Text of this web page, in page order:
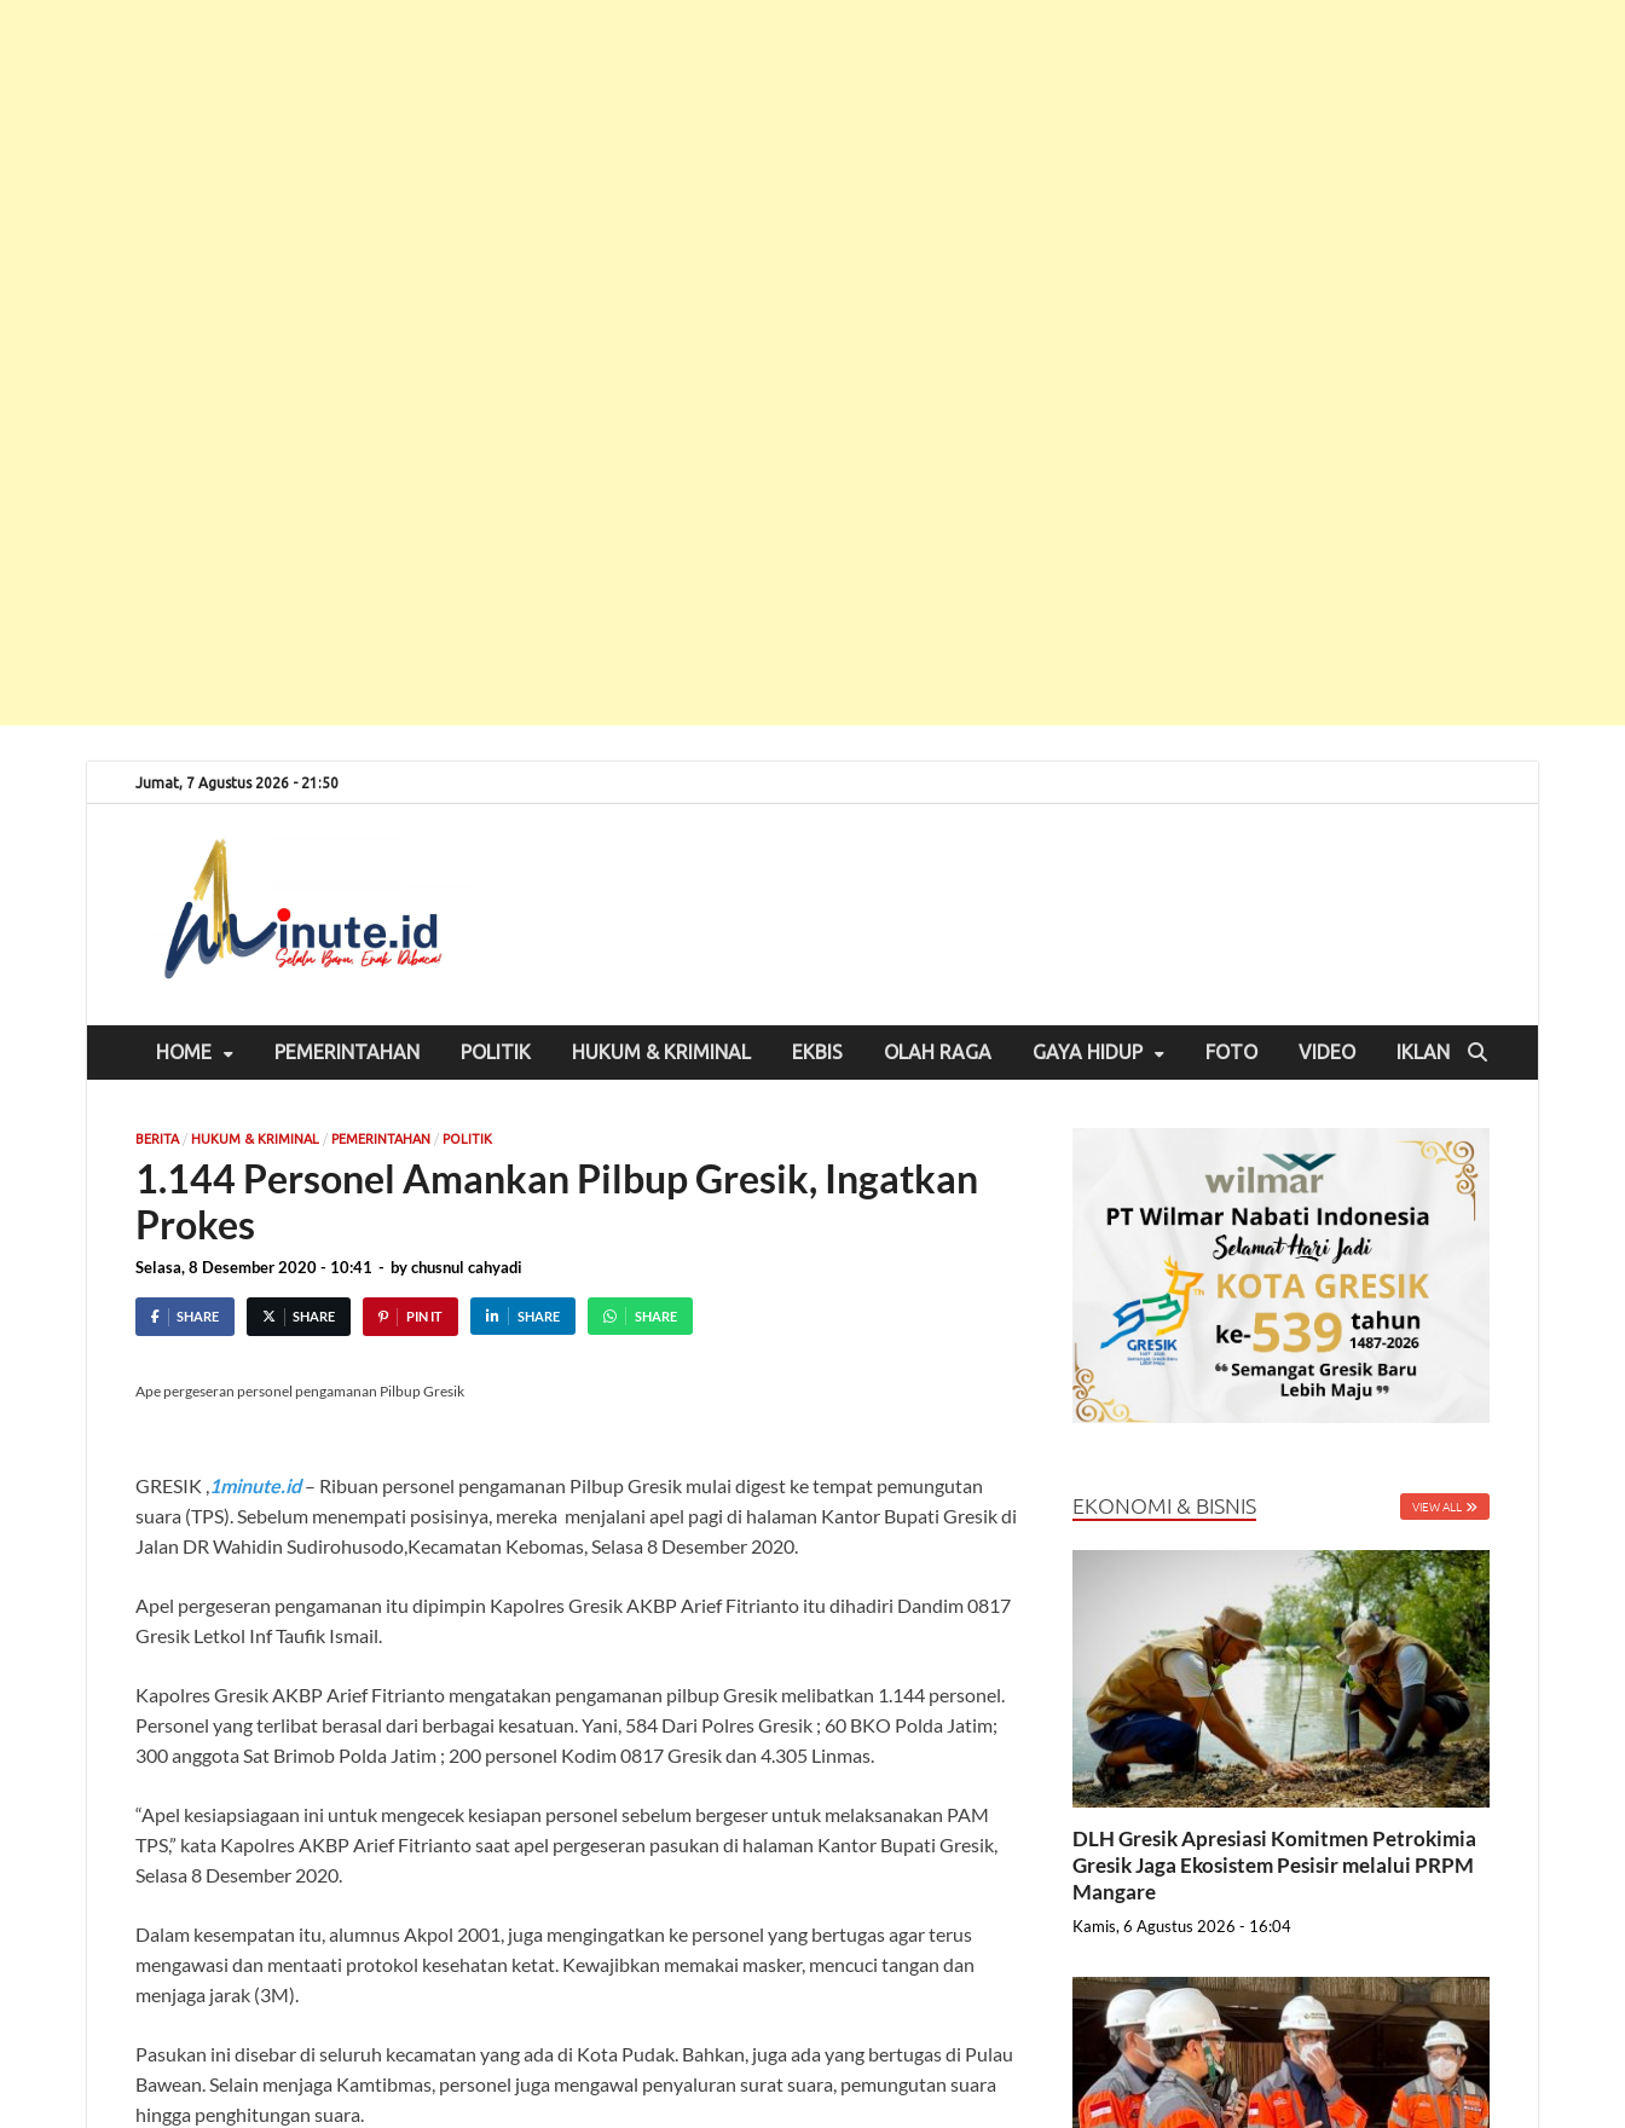
Jumat, 7 Agustus 2026 - 21:50
HOME PEMERINTAHAN POLITIK HUKUM & KRIMINAL EKBIS OLAH RAGA GAYA HIDUP FOTO VIDEO IKLAN
BERITA/ HUKUM & KRIMINAL / PEMERINTAHAN / POLITIK
1.144 Personel Amankan Pilbup Gresik, Ingatkan
Prokes
Selasa, 8 Desember 2020 - 10:41 - bychusnul cahyadi
SHARE SHARE PIN IT SHARE SHARE
Ape pergeseran personel pengamanan Pilbup Gresik
GRESIK ,1minute.id– Ribuan personel pengamanan Pilbup Gresik mulai digest ke tempat pemungutan
suara (TPS). Sebelum menempati posisinya, mereka menjalani apel pagi di halaman Kantor Bupati Gresik di
Jalan DR Wahidin Sudirohusodo,Kecamatan Kebomas, Selasa 8 Desember 2020.
Apel pergeseran pengamanan itu dipimpin Kapolres Gresik AKBP Arief Fitrianto itu dihadiri Dandim 0817
Gresik Letkol Inf Taufik Ismail.
Kapolres Gresik AKBP Arief Fitrianto mengatakan pengamanan pilbup Gresik melibatkan 1.144 personel.
Personel yang terlibat berasal dari berbagai kesatuan. Yani, 584 Dari Polres Gresik ; 60 BKO Polda Jatim;
300 anggota Sat Brimob Polda Jatim ; 200 personel Kodim 0817 Gresik dan 4.305 Linmas.
“Apel kesiapsiagaan ini untuk mengecek kesiapan personel sebelum bergeser untuk melaksanakan PAM
TPS,” kata Kapolres AKBP Arief Fitrianto saat apel pergeseran pasukan di halaman Kantor Bupati Gresik,
Selasa 8 Desember 2020.
Dalam kesempatan itu, alumnus Akpol 2001, juga mengingatkan ke personel yang bertugas agar terus
mengawasi dan mentaati protokol kesehatan ketat. Kewajibkan memakai masker, mencuci tangan dan
menjaga jarak (3M).
Pasukan ini disebar di seluruh kecamatan yang ada di Kota Pudak. Bahkan, juga ada yang bertugas di Pulau
Bawean. Selain menjaga Kamtibmas, personel juga mengawal penyaluran surat suara, pemungutan suara
hingga penghitungan suara.
EKONOMI & BISNIS VIEW ALL
DLH Gresik Apresiasi Komitmen Petrokimia
Gresik Jaga Ekosistem Pesisir melalui PRPM
Mangare
Kamis, 6 Agustus 2026 - 16:04